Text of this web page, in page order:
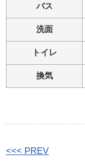
バス
洗面
トイレ
換気
<<< PREV